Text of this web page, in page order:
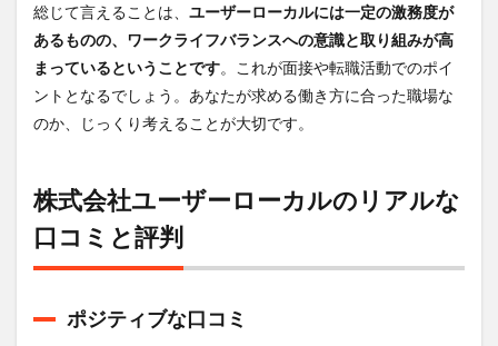
総じて言えることは、 ユーザーローカルには一定の激務度が
あるものの、ワークライフバランスへの意識と取り組みが高
まっているということです。これが面接や転職活動でのポイ
ントとなるでしょう。あなたが求める働き方に合った職場な
のか、じっくり考えることが大切です。
株式会社ユーザーローカルのリアルな
口コミと評判
ポジティブな口コミ